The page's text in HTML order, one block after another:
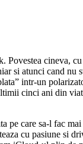
Povestea cineva,
si atunci cand nu
intr-un
cinci ani din
care sa-l fac
cu pasiune si